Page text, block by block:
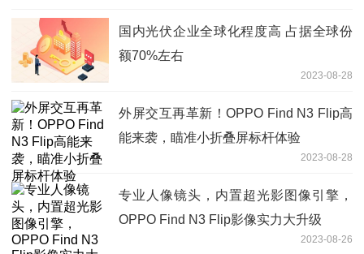
国内光伏企业全球化程度高 占据全球份
额70%左右
2023-08-28
外屏交互再革新！OPPO Find N3 Flip高
能来袭，瞄准小折叠屏标杆体验
2023-08-28
专业人像镜头，内置超光影图像引擎，
OPPO Find N3 Flip影像实力大升级
2023-08-26